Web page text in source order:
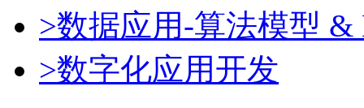
>数据应用-算法模型 &
>数字化应用开发